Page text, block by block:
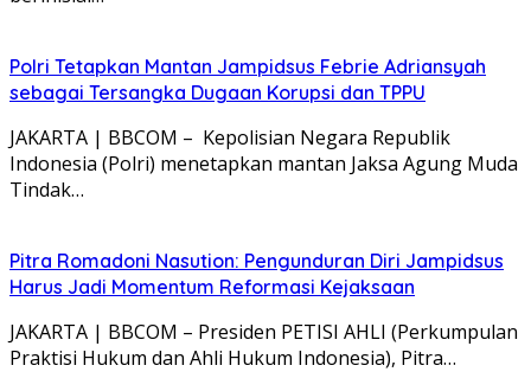
Polri Tetapkan Mantan Jampidsus Febrie Adriansyah
sebagai Tersangka Dugaan Korupsi dan TPPU
JAKARTA | BBCOM – Kepolisian Negara Republik
Indonesia (Polri) menetapkan mantan Jaksa Agung Muda
Tindak…
Pitra Romadoni Nasution: Pengunduran Diri Jampidsus
Harus Jadi Momentum Reformasi Kejaksaan
JAKARTA | BBCOM – Presiden PETISI AHLI (Perkumpulan
Praktisi Hukum dan Ahli Hukum Indonesia), Pitra…